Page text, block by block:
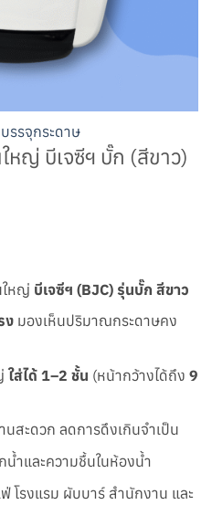
รรจุกระดาษ
หญ่ บีเจซีฯ บั๊ก (สีขาว)
ใหญ่ บีเจซีฯ (BJC) รุ่นบั๊ก สีขาว
งมองเห็นปริมาณกระดาษคง
ใส่ได้ 1–2 ชั้น (หน้ากว้างได้ถึง 9
นสะดวก ลดการดึงเกินจำเป็น
ำและความชื้นในห้องน้ำ
โรงแรม ผับบาร์ สำนักงาน และ